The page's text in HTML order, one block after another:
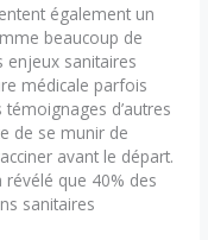
également un
beaucoup de
enjeux sanitaires
médicale parfois
d’autres
de se munir de
avant le départ.
que 40% des
sanitaires